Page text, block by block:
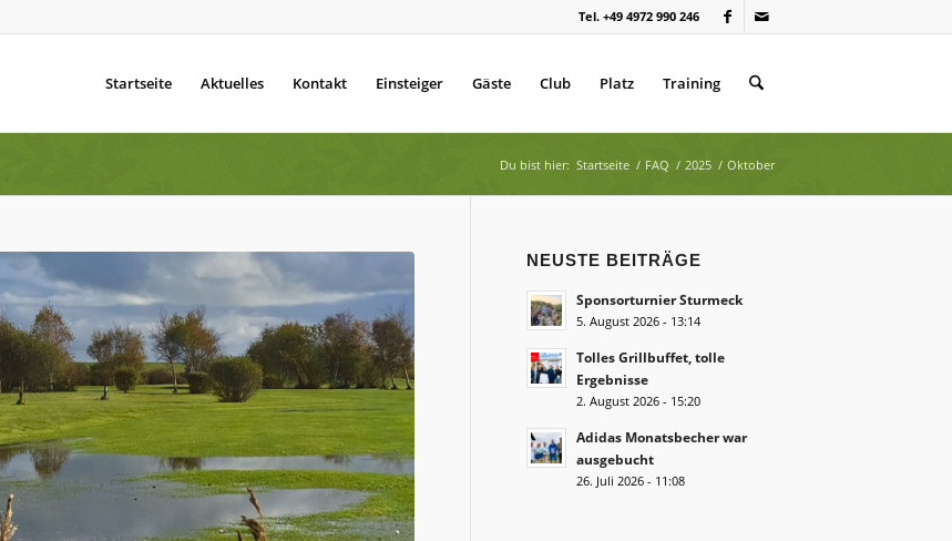
Tel. +49 4972 990 246
Startseite Aktuelles Kontakt Einsteiger Gäste Club Platz Training
Du bist hier: Startseite / FAQ / 2025 / Oktober
NEUSTE BEITRÄGE
Sponsorturnier Sturmeck
5. August 2026 - 13:14
Tolles Grillbuffet, tolle
Ergebnisse
2. August 2026 - 15:20
Adidas Monatsbecher war
ausgebucht
26. Juli 2026 - 11:08